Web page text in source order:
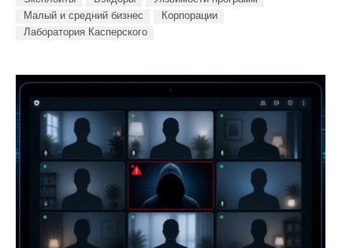
Малый и средний бизнес
Корпорации
Лаборатория Касперского